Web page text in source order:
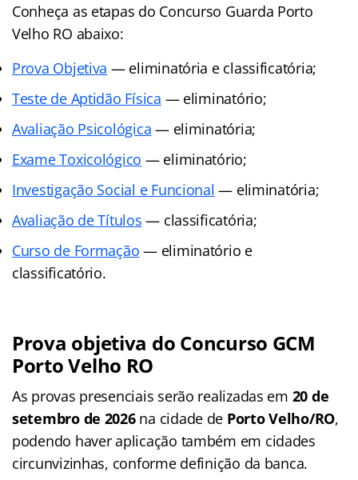
Conheça as etapas do Concurso Guarda Porto
Velho RO abaixo:
Prova Objetiva — eliminatória e classificatória;
Teste de Aptidão Física — eliminatório;
Avaliação Psicológica — eliminatória;
Exame Toxicológico — eliminatório;
Investigação Social e Funcional — eliminatória;
Avaliação de Títulos — classificatória;
Curso de Formação — eliminatório e
classificatório.
Prova objetiva do Concurso GCM
Porto Velho RO
As provas presenciais serão realizadas em 20 de
setembro de 2026 na cidade de Porto Velho/RO,
podendo haver aplicação também em cidades
circunvizinhas, conforme definição da banca.